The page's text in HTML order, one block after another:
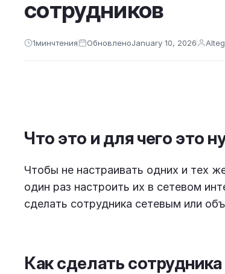
сотрудников
1минчтения ОбновленоJanuary 10, 2026
Что это и для чего это
Чтобы не настраивать одних и тех
один раз настроить их в сетевом
сделать сотрудника сетевым или
Как сделать